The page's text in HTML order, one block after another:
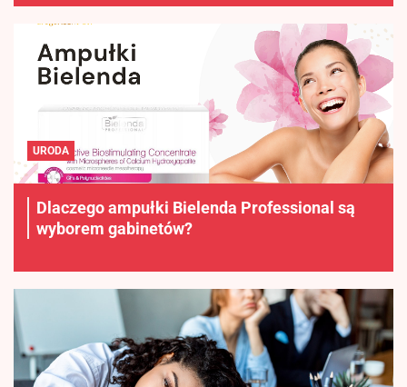
URODA
Dlaczego ampułki Bielenda Professional są
wyborem gabinetów?